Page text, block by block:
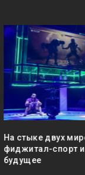
На стыке двух
фиджитал-спорт
будущее